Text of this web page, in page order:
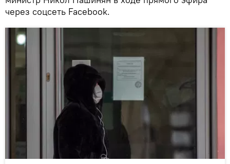
через соцсеть Facebook.